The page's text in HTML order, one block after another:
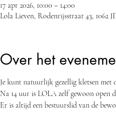
17 apr 2026, 10:00 – 14:00
Lola Lieven, Rodenrijsstraat 43, 1062
Over het
Je kunt natuurlijk gezellig kletsen
Na 14 uur is LOLA zelf gewoon open
Er is altijd een bestuurslid van de